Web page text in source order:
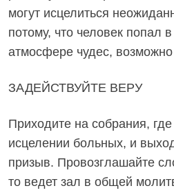
могут исцелиться
потому, что человек попал
атмосфере чудес,
ЗАДЕЙСТВУЙТЕ ВЕРУ
Приходите на собрания,
исцелении больных, и
призыв. Провозглашайте
то ведет зал в общей